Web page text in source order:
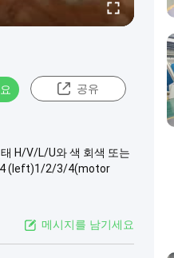
공유
H/V/L/U와 색 회색 또는
(left)1/2/3/4(motor
메시지를 남기세요